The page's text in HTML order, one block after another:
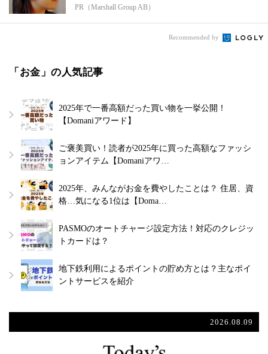
PR（Marshall Group AB）
Recommended by
「お金」の人気記事
2025年で一番高額だった買い物を一挙公開！
【Domaniアワード】
ご褒美買い！読者が2025年に買った高額なファッシ
ョンアイテム【Domaniアワ…
2025年、みんながお金を費やしたことは？ 住居、資
格…気になる1位は【Doma…
PASMOのオートチャージ設定方法！対応のクレジッ
トカードは？
地下鉄利用によるポイントの貯め方とは？主なポイ
ントサービスを紹介
2026.08.09